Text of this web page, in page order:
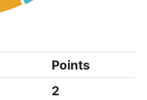
Points
2